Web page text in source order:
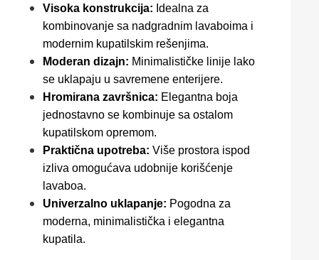
Visoka konstrukcija: Idealna za
kombinovanje sa nadgradnim lavaboima i
modernim kupatilskim rešenjima.
Moderan dizajn: Minimalističke linije lako
se uklapaju u savremene enterijere.
Hromirana završnica: Elegantna boja
jednostavno se kombinuje sa ostalom
kupatilskom opremom.
Praktična upotreba: Više prostora ispod
izliva omogućava udobnije korišćenje
lavaboa.
Univerzalno uklapanje: Pogodna za
moderna, minimalistička i elegantna
kupatila.